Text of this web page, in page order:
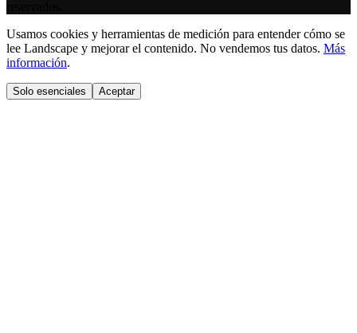
Usamos cookies y herramientas de medición para entender cómo se
lee Landscape y mejorar el contenido. No vendemos tus datos. Más
información.
Solo esenciales Aceptar